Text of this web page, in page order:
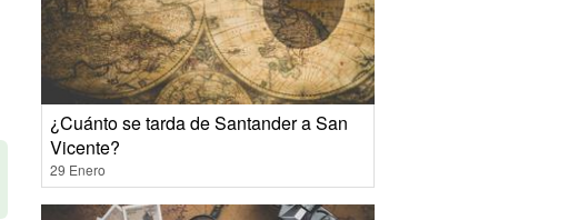
¿Cuánto se tarda de Santander a San
Vicente?
29 Enero